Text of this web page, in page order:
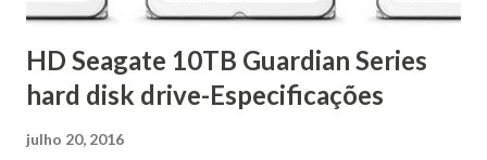
HD Seagate 10TB Guardian Series
hard disk drive-Especificações
julho 20, 2016